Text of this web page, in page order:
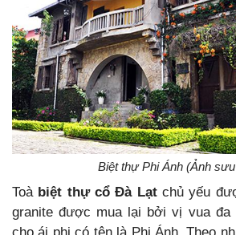
Biệt thự Phi Ánh (Ảnh
Toà biệt thự cổ Đà Lạtchủ yếu
granite được mua lại bởi vị vua đa